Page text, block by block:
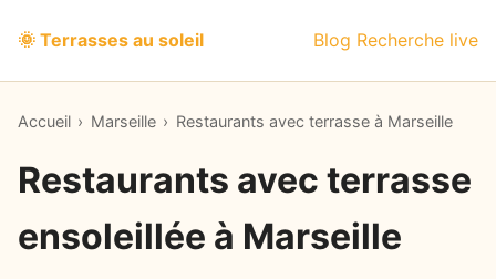
🌞 Terrasses au soleil Blog Recherche live
Accueil › Marseille › Restaurants avec terrasse à Marseille
Restaurants avec terrasse
ensoleillée à Marseille